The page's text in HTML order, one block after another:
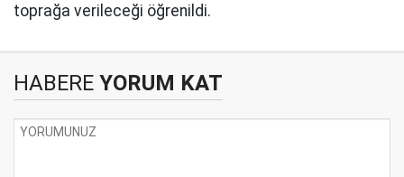
toprağa verileceği öğrenildi.
HABERE YORUM KAT